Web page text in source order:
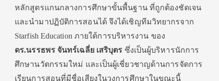
หลักสูตรแกนกลางการศึกษาขั้นพื้นฐาน ที่ถูกต้องชัดเจน
และนำมาปฏิบัติการสอนได้ จึงได้เชิญทีมวิทยากรจาก
Starfish Education ภายใต้การบริหารงาน ของ
ดร.นรรธพร จันทร์เฉลี่ย เสริบุตร ซึ่งเป็นผู้บริหารนักการ
ศึกษานวัตกรรมใหม่ และเป็นผู้เชี่ยวชาญด้านการจัดการ
เรียนการสอนที่มีชื่อเสียงในวงการศึกษาในขณะนี้